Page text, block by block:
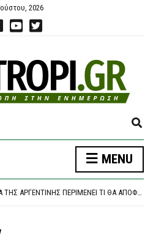
2026
E
P
N
MENU
Η ΟΜΟΣΠΟΝΔΊΑ ΤΗΣ ΑΡΓΕΝΤΙΝΉΣ ΠΕΡΙΜΈΝΕΙ ΤΙ ΘΑ ΑΠΟΦΑΣΊΣΟΥΝ ΟΙ ΜΈΣΙ ΚΑΙ ΣΚΑΛΌΝΙ
ΦΩΤΙΆ ΣΤΗΝ ΕΡΜΑΚΙΆ ΚΟΖΆΝΗΣ – ΕΠΙΧΕΙΡΟΎΝ ΕΝΑΈΡΙΕΣ ΚΑΙ ΕΠΊΓΕΙΕΣ ΔΥΝΆΜΕΙΣ